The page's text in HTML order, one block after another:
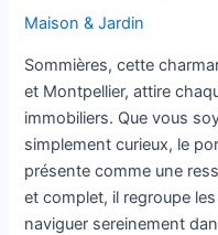
Maison & Jardin
Sommières, cette
et Montpellier, attire
immobiliers. Que vous
simplement curieux, le
présente comme une
et complet, il regroupe
naviguer sereinement